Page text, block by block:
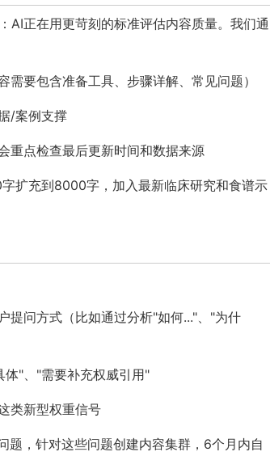
AI正在用更苛刻的标准评估内容质量。我们通
需要包含准备工具、步骤详解、常见问题）
/案例支撑
重点检查最后更新时间和数据来源
扩充到8000字，加入最新临床研究和食谱示
提问方式（比如通过分析"如何..."、"为什
体"、"需要补充权威引用"
类新型权重信号
，针对这些问题创建内容集群，6个月内自